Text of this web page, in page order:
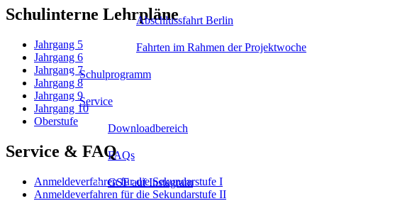
Abschlussfahrt Berlin
Fahrten im Rahmen der Projektwoche
Schulprogramm
Service
Downloadbereich
FAQs
GSF auf Instagram
Schulinterne Lehrpläne
Jahrgang 5
Jahrgang 6
Jahrgang 7
Jahrgang 8
Jahrgang 9
Jahrgang 10
Oberstufe
Service & FAQ
Anmeldeverfahren für die Sekundarstufe I
Anmeldeverfahren für die Sekundarstufe II